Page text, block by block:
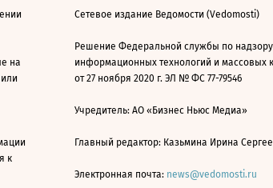
на
к
Сетевое издание Ведомости (Vedomosti)
Решение Федеральной службы по
информационных технологий и массовых
от 27 ноября 2020 г. ЭЛ № ФС 77-79546
Учредитель: АО «Бизнес Ньюс Медиа»
Главный редактор: Казьмина Ирина
Электронная почта: news@vedomosti.ru